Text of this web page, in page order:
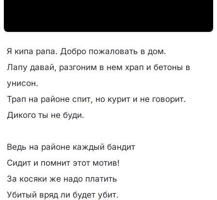
Я кипа рапа. Добро пожаловать в дом.
Лапу давай, разгоним в нем храп и бетоны в
унисон.
Трап на районе спит, но курит и не говорит.
Дикого ты не буди.
Ведь на районе каждый бандит
Сидит и помнит этот мотив!
За косяки же надо платить
Убитый вряд ли будет убит.